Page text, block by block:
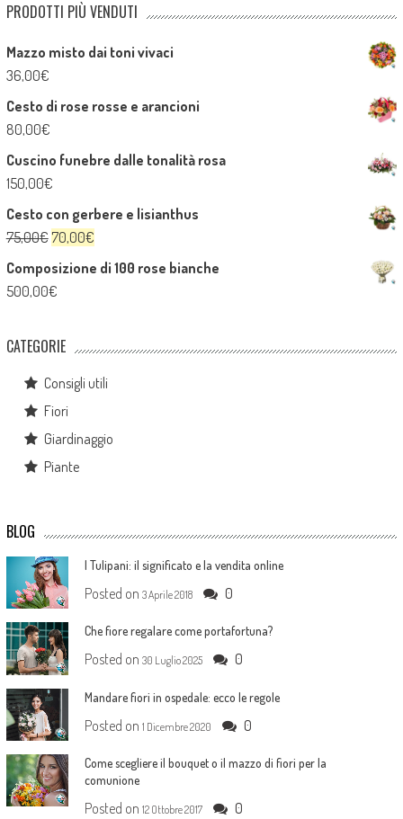
PRODOTTI PIÙ VENDUTI
Mazzo misto dai toni vivaci
36,00€
Cesto di rose rosse e arancioni
80,00€
Cuscino funebre dalle tonalità rosa
150,00€
Cesto con gerbere e lisianthus
75,00€ Il
prezzo
originale
70,00€Il
prezzo
Composizione di 100 rose bianche
500,00€
CATEGORIE
Consigli utili
Fiori
Giardinaggio
Piante
BLOG
I Tulipani: il significato e la vendita online
Posted on 3 Aprile 2018 0
Che fiore regalare come portafortuna?
Posted on 30 Luglio 2025 0
Mandare fiori in ospedale: ecco le regole
Posted on 1 Dicembre 2020 0
Come scegliere il bouquet o il mazzo di fiori per la
comunione
Posted on 12 Ottobre 2017 0